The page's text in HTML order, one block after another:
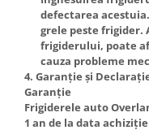
defectarea
grele peste frigider.
frigiderului, poate
cauza probleme
4. Garanție și
Garanție
Frigiderele auto
1 an de la data